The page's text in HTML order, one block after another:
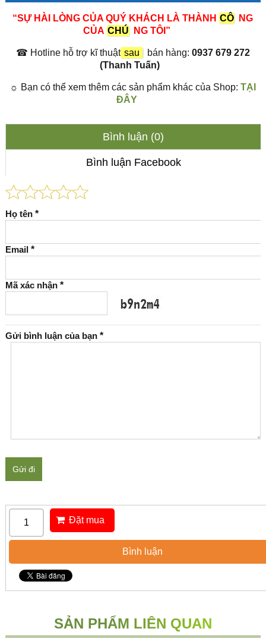
“SỰ HÀI LÒNG CỦA QUÝ KHÁCH LÀ THÀNH CÔ
NG
CỦA CHÚ NG TÔI”
☎ Hotline hỗ trợ kĩ thuật sau bán hàng: 0937 679 272
(Thanh Tuấn)
☼ Bạn có thể xem thêm các sản phẩm khác của Shop:TẠI
ĐÂY
Bình luận (0)
Bình luận Facebook
Họ tên *
Email *
Mã xác nhận *
Gửi bình luận của bạn *
Gửi đi
Đặt mua
Bình luận
SẢN PHẨM LIÊN QUAN